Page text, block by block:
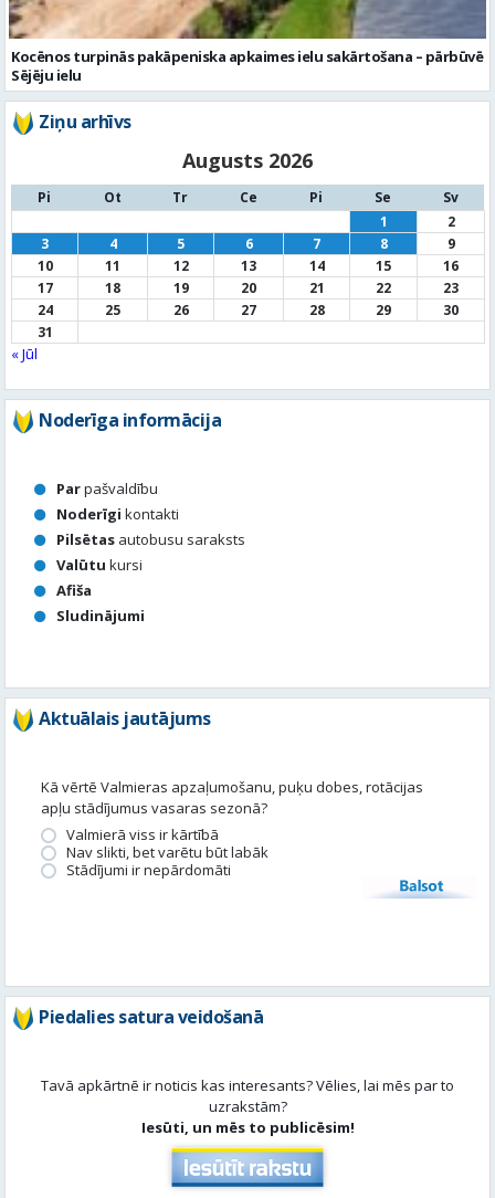
Kocēnos turpinās pakāpeniska apkaimes ielu sakārtošana – pārbūvē
Sējēju ielu
Ziņu arhīvs
Augusts 2026
Pi Ot Tr Ce Pi Se
Sv
1
2
3
4 5 6 7 8
9
10
11 12 13 14 15
16
17
18 19 20 21 22
23
24
25 26 27 28 29
30
31
« Jūl
Noderīga informācija
Parpašvaldību
Noderīgi kontakti
Pilsētas autobusu saraksts
Valūtu kursi
Afiša
Sludinājumi
Aktuālais jautājums
Kā vērtē Valmieras apzaļumošanu, puķu dobes, rotācijas
apļu stādījumus vasaras sezonā?
Valmierā viss ir kārtībā
Nav slikti, bet varētu būt labāk
Stādījumi ir nepārdomāti
Balsot
Piedalies satura veidošanā
Tavā apkārtnē ir noticis kas interesants? Vēlies, lai mēs par to
uzrakstām?
Iesūti, un mēs to publicēsim!